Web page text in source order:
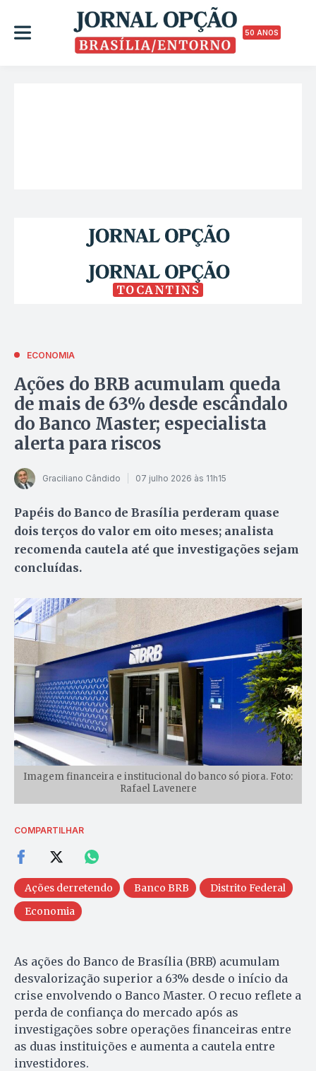
50 ANOS
TOCANTINS
ECONOMIA
Ações do BRB acumulam queda
de mais de 63% desde escândalo
do Banco Master; especialista
alerta para riscos
Graciliano Cândido 07 julho 2026 às 11h15
Papéis do Banco de Brasília perderam quase
dois terços do valor em oito meses; analista
recomenda cautela até que investigações sejam
concluídas.
Imagem financeira e institucional do banco só piora. Foto:
Rafael Lavenere
COMPARTILHAR
Ações derretendo Banco BRB
Distrito Federal
Economia
As ações do Banco de Brasília (BRB) acumulam
desvalorização superior a 63% desde o início da
crise envolvendo o Banco Master. O recuo reflete a
perda de confiança do mercado após as
investigações sobre operações financeiras entre
as duas instituições e aumenta a cautela entre
investidores.